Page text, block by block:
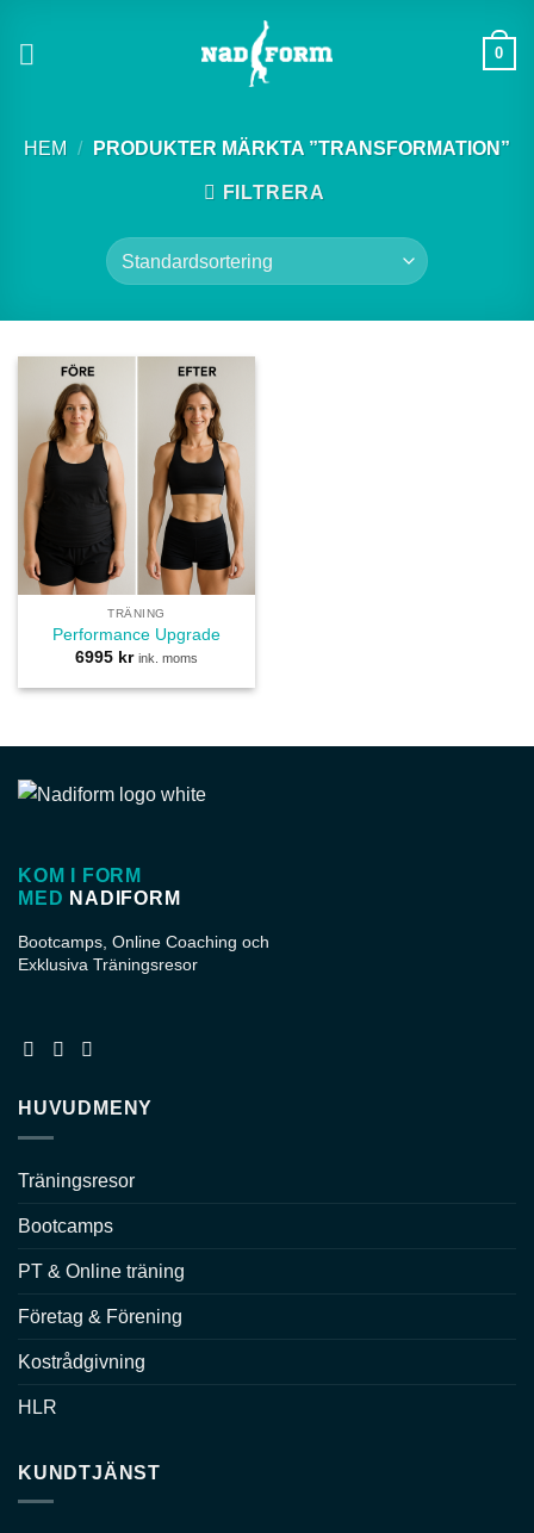
0
HEM / PRODUKTER MÄRKTA ”TRANSFORMATION”
FILTRERA
TRÄNING
Performance Upgrade
6995 kr ink. moms
KOM I FORM
MED NADIFORM
Bootcamps, Online Coaching och
Exklusiva Träningsresor
HUVUDMENY
Träningsresor
Bootcamps
PT & Online träning
Företag & Förening
Kostrådgivning
HLR
KUNDTJÄNST